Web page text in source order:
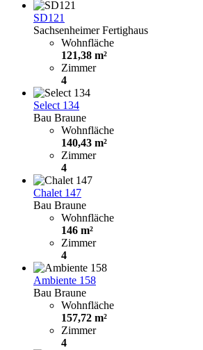
SD121
Sachsenheimer Fertighaus
Wohnfläche
121,38 m²
Zimmer
4
Select 134
Bau Braune
Wohnfläche
140,43 m²
Zimmer
4
Chalet 147
Bau Braune
Wohnfläche
146 m²
Zimmer
4
Ambiente 158
Bau Braune
Wohnfläche
157,72 m²
Zimmer
4